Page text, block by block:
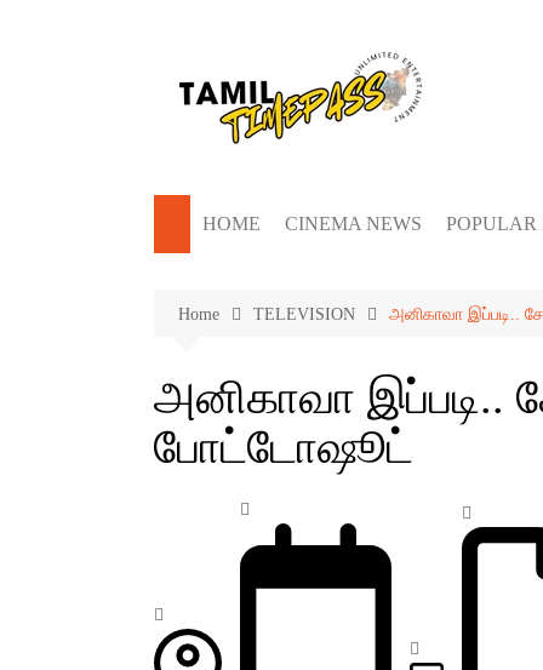
HOME CINEMA NEWS POPULAR
Home TELEVISION அனிகாவா இப்படி..
அனிகாவா இப்படி..
போட்டோஷூட்